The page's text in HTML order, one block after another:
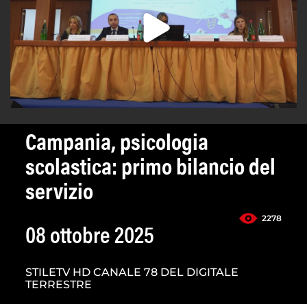
Campania, psicologia
scolastica: primo bilancio del
servizio
2278
08 ottobre 2025
STILETV HD CANALE 78 DEL DIGITALE
TERRESTRE